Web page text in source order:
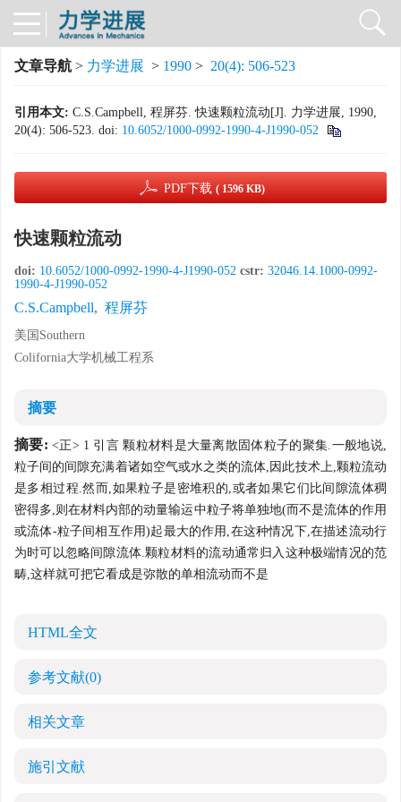
文章导航 > 力学进展 > 1990 > 20(4): 506-523
引用本文: C.S.Campbell, 程屏芬. 快速颗粒流动[J]. 力学进展, 1990,
20(4): 506-523. doi: 10.6052/1000-0992-1990-4-J1990-052
PDF下载 ( 1596 KB)
快速颗粒流动
doi: 10.6052/1000-0992-1990-4-J1990-052 cstr: 32046.14.1000-0992-
1990-4-J1990-052
C.S.Campbell, 程屏芬
美国Southern
Colifornia大学机械工程系
摘要
摘要: <正> 1 引言 颗粒材料是大量离散固体粒子的聚集.一般地说,
粒子间的间隙充满着诸如空气或水之类的流体,因此技术上,颗粒流动
是多相过程.然而,如果粒子是密堆积的,或者如果它们比间隙流体稠
密得多,则在材料内部的动量输运中粒子将单独地(而不是流体的作用
或流体-粒子间相互作用)起最大的作用,在这种情况下,在描述流动行
为时可以忽略间隙流体.颗粒材料的流动通常归入这种极端情况的范
畴,这样就可把它看成是弥散的单相流动而不是
HTML全文
参考文献(0)
相关文章
施引文献